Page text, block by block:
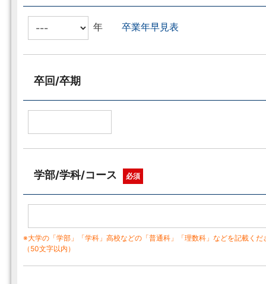
年卒業年早見表
卒回/卒期
学部/学科/コース 必須
※大学の「学部」「学科」高校などの「普通科」「理数科」などを記載くだ
（50文字以内）